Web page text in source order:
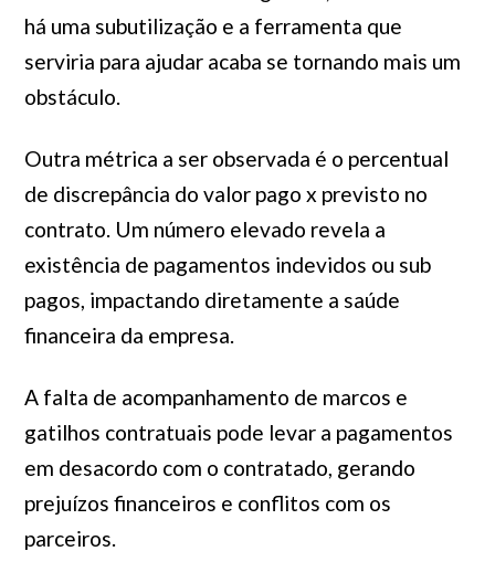
há uma subutilização e a ferramenta que
serviria para ajudar acaba se tornando mais um
obstáculo.
Outra métrica a ser observada é o percentual
de discrepância do valor pago x previsto no
contrato. Um número elevado revela a
existência de pagamentos indevidos ou sub
pagos, impactando diretamente a saúde
financeira da empresa.
A falta de acompanhamento de marcos e
gatilhos contratuais pode levar a pagamentos
em desacordo com o contratado, gerando
prejuízos financeiros e conflitos com os
parceiros.